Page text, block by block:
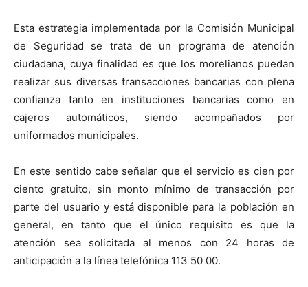
Esta estrategia implementada por la Comisión Municipal
de Seguridad se trata de un programa de atención
ciudadana, cuya finalidad es que los morelianos puedan
realizar sus diversas transacciones bancarias con plena
confianza tanto en instituciones bancarias como en
cajeros automáticos, siendo acompañados por
uniformados municipales.
En este sentido cabe señalar que el servicio es cien por
ciento gratuito, sin monto mínimo de transacción por
parte del usuario y está disponible para la población en
general, en tanto que el único requisito es que la
atención sea solicitada al menos con 24 horas de
anticipación a la línea telefónica 113 50 00.